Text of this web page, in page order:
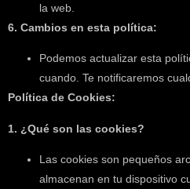
la web.
6. Cambios en esta política:
Podemos actualizar esta
cuando. Te notificaremos
Política de Cookies:
1. ¿Qué son las cookies?
Las cookies son pequeños
almacenan en tu dispositivo